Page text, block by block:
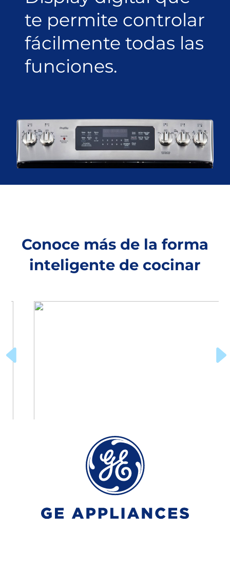
te permite controlar
fácilmente todas las
funciones.
Conoce más de la forma
inteligente de cocinar